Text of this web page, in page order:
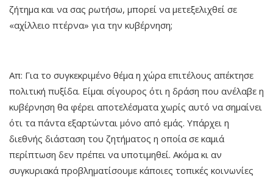
ζήτημα και να σας ρωτήσω, μπορεί να μετεξελιχθεί σε
«αχίλλειο πτέρνα» για την κυβέρνηση;
Απ: Για το συγκεκριμένο θέμα η χώρα επιτέλους απέκτησε
πολιτική πυξίδα. Είμαι σίγουρος ότι η δράση που ανέλαβε η
κυβέρνηση θα φέρει αποτελέσματα χωρίς αυτό να σημαίνει
ότι τα πάντα εξαρτώνται μόνο από εμάς. Υπάρχει η
διεθνής διάσταση του ζητήματος η οποία σε καμιά
περίπτωση δεν πρέπει να υποτιμηθεί. Ακόμα κι αν
συγκυριακά προβληματίσουμε κάποιες τοπικές κοινωνίες